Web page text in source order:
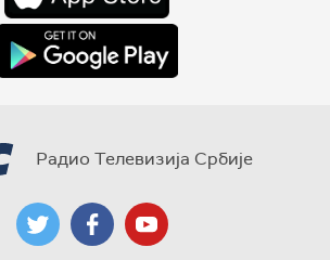
Радио Телевизија Србије